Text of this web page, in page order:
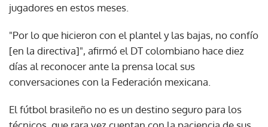
jugadores en estos meses.
"Por lo que hicieron con el plantel y las bajas, no confío
[en la directiva]", afirmó el DT colombiano hace diez
días al reconocer ante la prensa local sus
conversaciones con la Federación mexicana.
El fútbol brasileño no es un destino seguro para los